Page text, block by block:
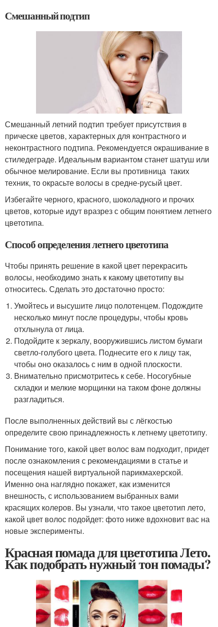
Смешанный подтип
Смешанный летний подтип требует присутствия в
прическе цветов, характерных для контрастного и
неконтрастного подтипа. Рекомендуется окрашивание в
стиледеграде. Идеальным вариантом станет шатуш или
обычное мелирование. Если вы противница таких
техник, то окрасьте волосы в средне-русый цвет.
Избегайте черного, красного, шоколадного и прочих
цветов, которые идут вразрез с общим понятием летнего
цветотипа.
Способ определения летнего цветотипа
Чтобы принять решение в какой цвет перекрасить
волосы, необходимо знать к какому цветотипу вы
относитесь. Сделать это достаточно просто:
Умойтесь и высушите лицо полотенцем. Подождите
несколько минут после процедуры, чтобы кровь
отхлынула от лица.
Подойдите к зеркалу, вооружившись листом бумаги
светло-голубого цвета. Поднесите его к лицу так,
чтобы оно оказалось с ним в одной плоскости.
Внимательно присмотритесь к себе. Носогубные
складки и мелкие морщинки на таком фоне должны
разгладиться.
После выполненных действий вы с лёгкостью
определите свою принадлежность к летнему цветотипу.
Понимание того, какой цвет волос вам подходит, придет
после ознакомления с рекомендациями в статье и
посещения нашей виртуальной парикмахерской.
Именно она наглядно покажет, как изменится
внешность, с использованием выбранных вами
красящих колеров. Вы узнали, что такое цветотип лето,
какой цвет волос подойдет: фото ниже вдохновит вас на
новые эксперименты.
Красная помада для цветотипа Лето.
Как подобрать нужный тон помады?